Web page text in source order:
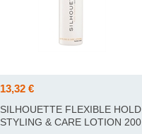
13,32 €
SILHOUETTE FLEXIBLE HOLD
STYLING & CARE LOTION 200